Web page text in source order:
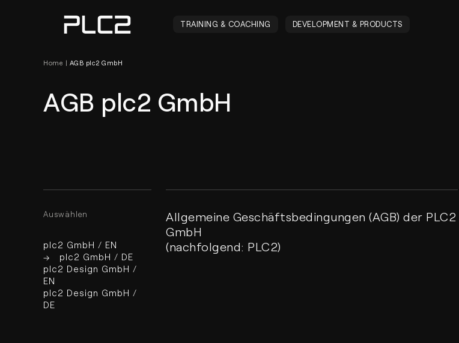
TRAINING & COACHING DEVELOPMENT & PRODUCTS
Home | AGB plc2 GmbH
AGB plc2 GmbH
Auswählen
plc2 GmbH / EN
→ plc2 GmbH / DE
plc2 Design GmbH /
EN
plc2 Design GmbH /
DE
Allgemeine Geschäftsbedingungen (AGB) der PLC2
GmbH
(nachfolgend: PLC2)